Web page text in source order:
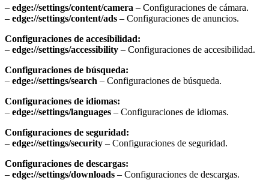
– edge://settings/content/camera – Configuraciones de cámara.
– edge://settings/content/ads – Configuraciones de anuncios.
Configuraciones de accesibilidad:
– edge://settings/accessibility – Configuraciones de accesibilidad.
Configuraciones de búsqueda:
– edge://settings/search – Configuraciones de búsqueda.
Configuraciones de idiomas:
– edge://settings/languages – Configuraciones de idiomas.
Configuraciones de seguridad:
– edge://settings/security – Configuraciones de seguridad.
Configuraciones de descargas:
– edge://settings/downloads – Configuraciones de descargas.